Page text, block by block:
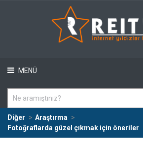
MENÜ
Diğer
Araştırma
Fotoğraflarda güzel çıkmak için öneriler